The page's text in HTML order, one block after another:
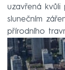
uzavřená kvůli
slunečním
přírodního